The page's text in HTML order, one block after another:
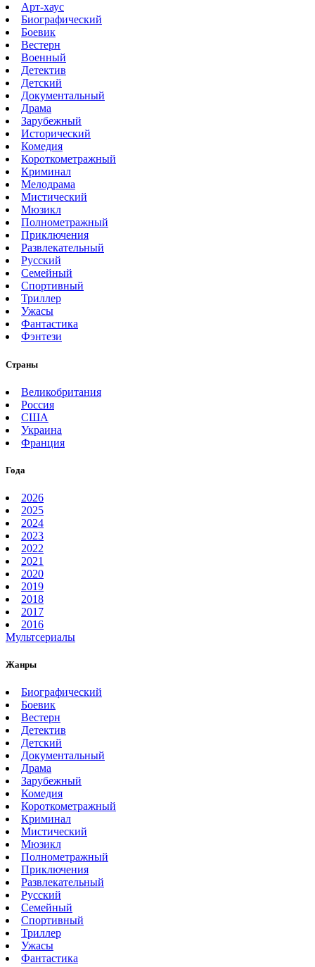
Арт-хаус
Биографический
Боевик
Вестерн
Военный
Детектив
Детский
Документальный
Драма
Зарубежный
Исторический
Комедия
Короткометражный
Криминал
Мелодрама
Мистический
Мюзикл
Полнометражный
Приключения
Развлекательный
Русский
Семейный
Спортивный
Триллер
Ужасы
Фантастика
Фэнтези
Страны
Великобритания
Россия
США
Украина
Франция
Года
2026
2025
2024
2023
2022
2021
2020
2019
2018
2017
2016
Мультсериалы
Жанры
Биографический
Боевик
Вестерн
Детектив
Детский
Документальный
Драма
Зарубежный
Комедия
Короткометражный
Криминал
Мистический
Мюзикл
Полнометражный
Приключения
Развлекательный
Русский
Семейный
Спортивный
Триллер
Ужасы
Фантастика